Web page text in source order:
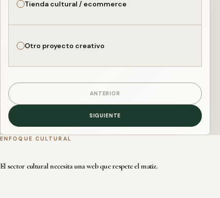
Tienda cultural / ecommerce
Otro proyecto creativo
ANTERIOR
SIGUIENTE
ENFOQUE CULTURAL
El sector cultural necesita una web que respete el matiz.